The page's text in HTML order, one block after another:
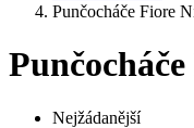
Punčocháče Fiore
Nejžádanější